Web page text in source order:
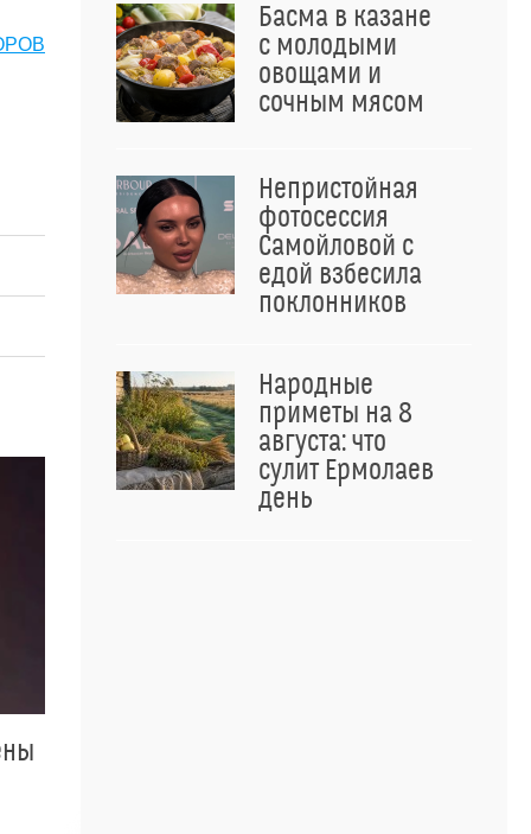
Басма в казане
с молодыми
овощами и
сочным мясом
Непристойная
фотосессия
Самойловой с
едой взбесила
поклонников
Народные
приметы на 8
августа: что
сулит Ермолаев
день